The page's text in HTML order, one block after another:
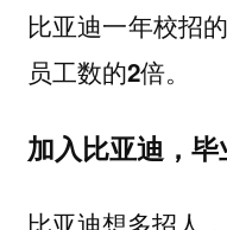
比亚迪一年校招
员工数的2倍。
加入比亚迪，